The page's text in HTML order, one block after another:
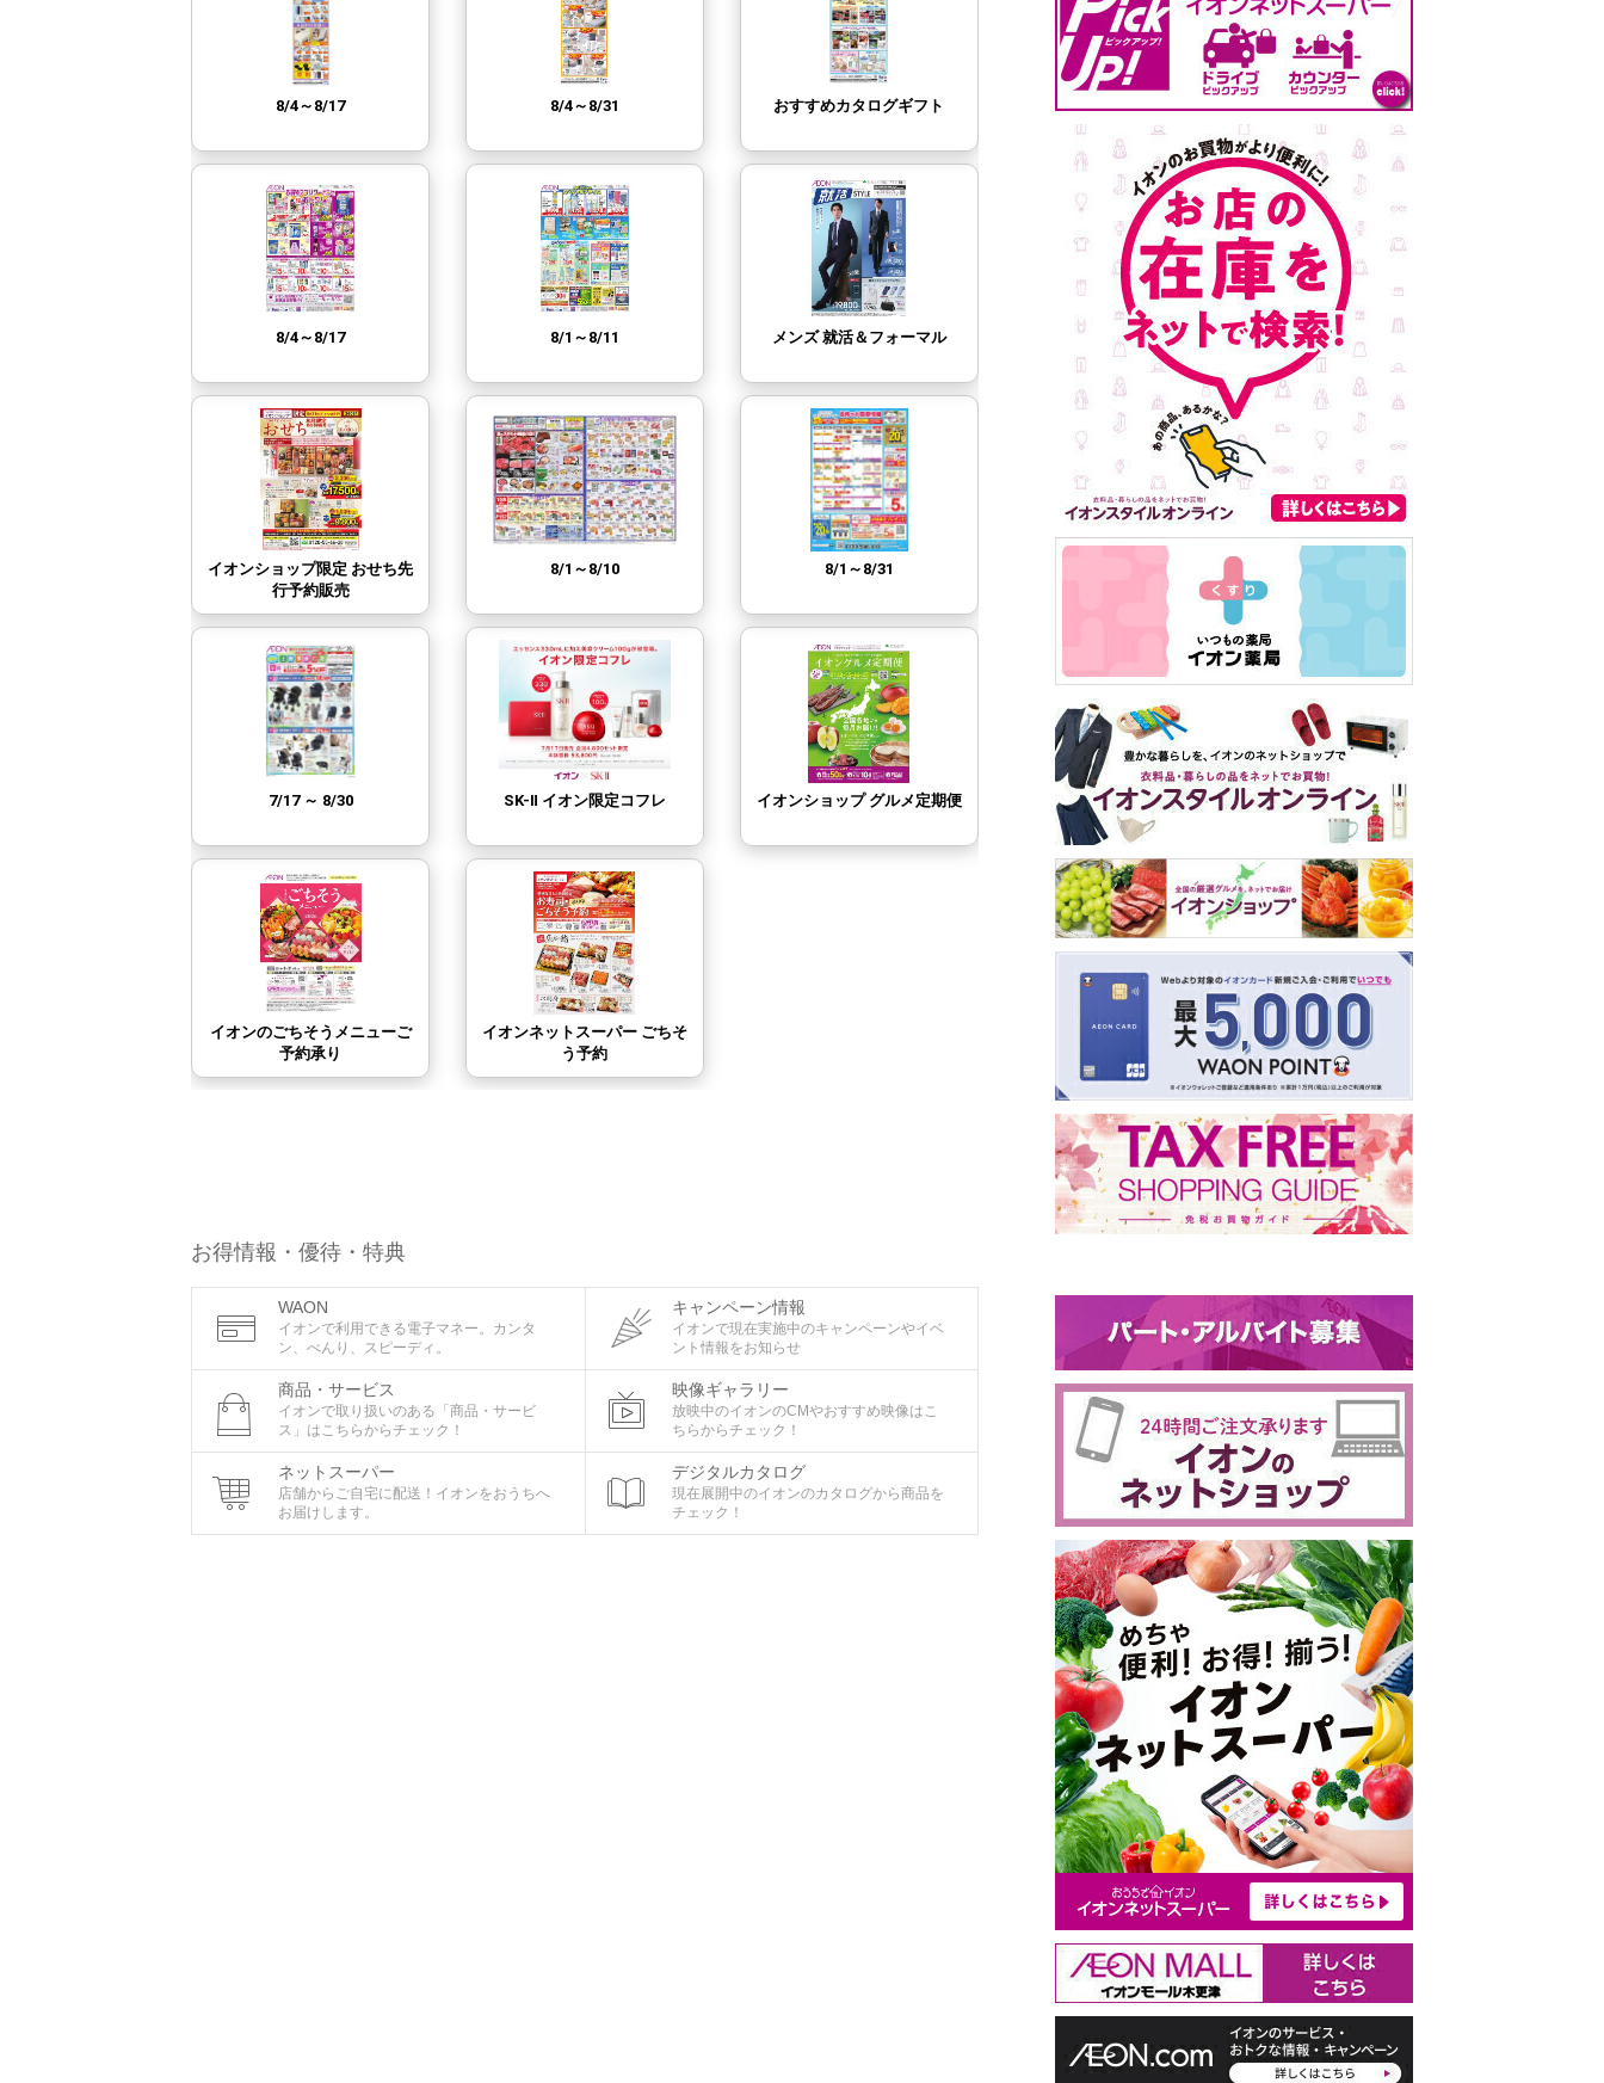
お得情報・優待・特典
WAON
イオンで利用できる電子マネー。カンタ
ン、べんり、スピーディ。
キャンペーン情報
イオンで現在実施中のキャンペーンやイベ
ント情報をお知らせ
商品・サービス
イオンで取り扱いのある「商品・サービ
ス」はこちらからチェック！
映像ギャラリー
放映中のイオンのCMやおすすめ映像はこ
ちらからチェック！
ネットスーパー
店舗からご自宅に配送！イオンをおうちへ
お届けします。
デジタルカタログ
現在展開中のイオンのカタログから商品を
チェック！